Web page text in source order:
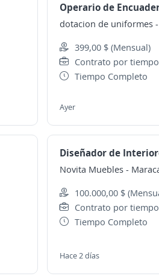
Operario de
dotacion de uniformes -
399,00 $ (Mensual)
Contrato por
Tiempo Completo
Ayer
Diseñador de
Novita Muebles -
100.000,00 $
Contrato por
Tiempo Completo
Hace 2 días